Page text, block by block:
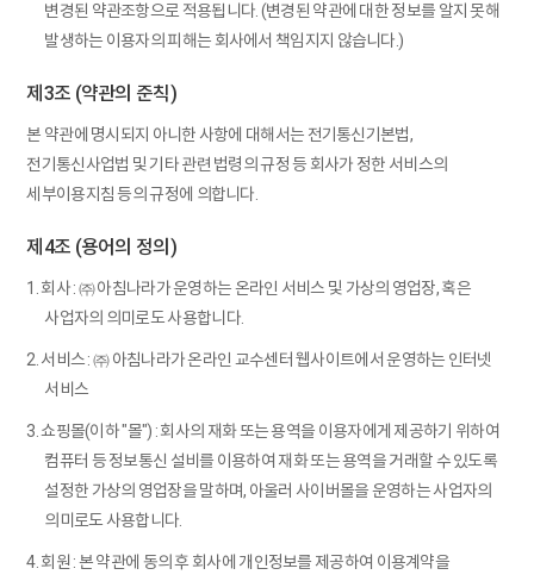
변경된 약관조항으로 적용됩니다. (변경된 약관에 대한 정보를 알지 못해
발생하는 이용자의 피해는 회사에서 책임지지 않습니다.)
제3조 (약관의 준칙)
본 약관에 명시되지 아니한 사항에 대해서는 전기통신기본법,
전기통신사업법 및 기타 관련 법령의 규정 등 회사가 정한 서비스의
세부이용지침 등의 규정에 의합니다.
제4조 (용어의 정의)
1. 회사 : ㈜ 아침나라가 운영하는 온라인 서비스 및 가상의 영업장, 혹은
사업자의 의미로도 사용합니다.
2. 서비스 : ㈜ 아침나라가 온라인 교수센터 웹사이트에서 운영하는 인터넷
서비스
3. 쇼핑몰(이하 "몰") : 회사의 재화 또는 용역을 이용자에게 제공하기 위하여
컴퓨터 등 정보통신 설비를 이용하여 재화 또는 용역을 거래할 수 있도록
설정한 가상의 영업장을 말하며, 아울러 사이버몰을 운영하는 사업자의
의미로도 사용합니다.
4. 회원 : 본 약관에 동의 후 회사에 개인정보를 제공하여 이용계약을